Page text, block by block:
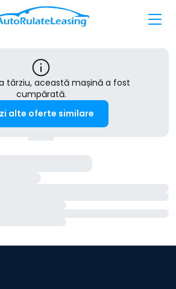
târziu, această mașină a fost
cumpărată.
alte oferte similare